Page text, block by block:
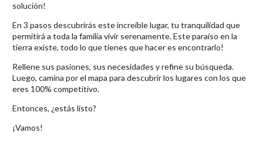
solución!
En 3 pasos descubrirás este increíble lugar, tu tranquilidad que
permitirá a toda la familia vivir serenamente. Este paraíso en la
tierra existe, todo lo que tienes que hacer es encontrarlo!
Rellene sus pasiones, sus necesidades y refine su búsqueda.
Luego, camina por el mapa para descubrir los lugares con los que
eres 100% competitivo.
Entonces, ¿estás listo?
¡Vamos!